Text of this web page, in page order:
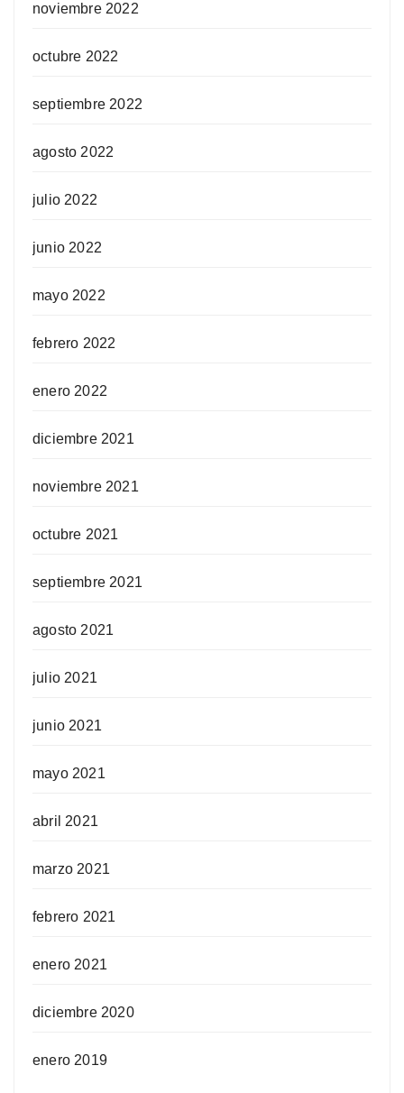
noviembre 2022
octubre 2022
septiembre 2022
agosto 2022
julio 2022
junio 2022
mayo 2022
febrero 2022
enero 2022
diciembre 2021
noviembre 2021
octubre 2021
septiembre 2021
agosto 2021
julio 2021
junio 2021
mayo 2021
abril 2021
marzo 2021
febrero 2021
enero 2021
diciembre 2020
enero 2019